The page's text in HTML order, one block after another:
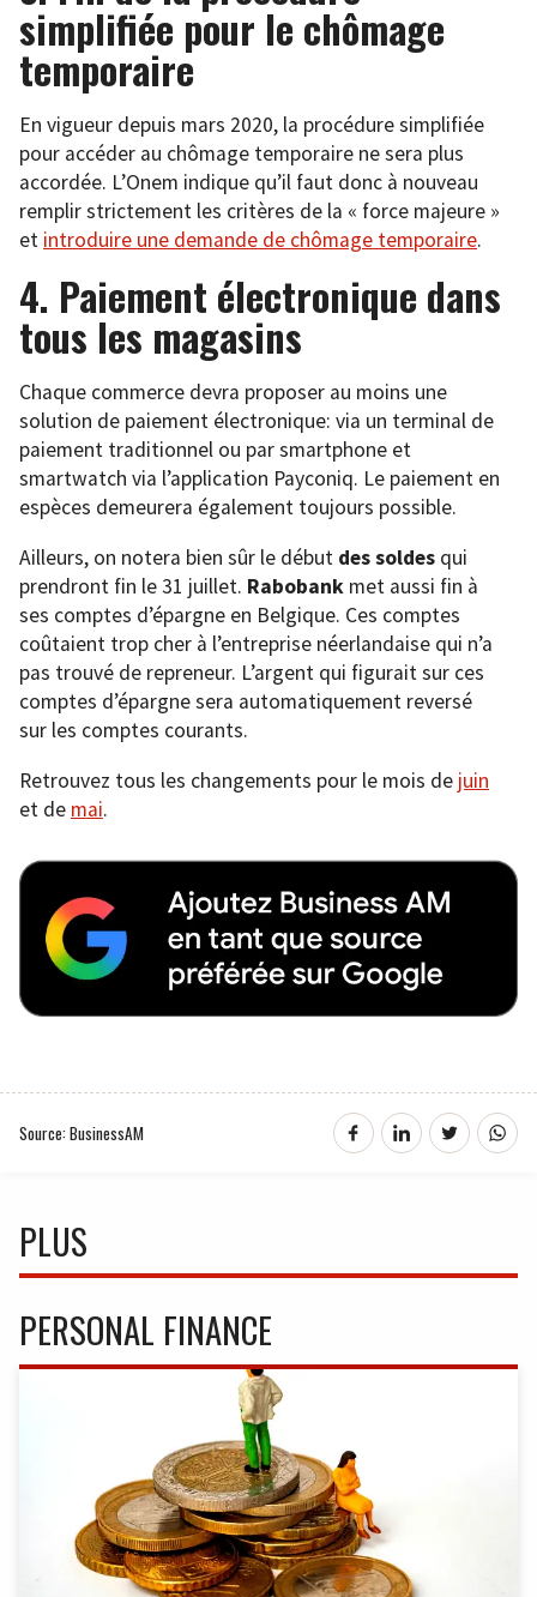
simplifiée pour le chômage
temporaire
En vigueur depuis mars 2020, la procédure simplifiée
pour accéder au chômage temporaire ne sera plus
accordée. L’Onem indique qu’il faut donc à nouveau
remplir strictement les critères de la « force majeure »
et introduire une demande de chômage temporaire.
4. Paiement électronique dans
tous les magasins
Chaque commerce devra proposer au moins une
solution de paiement électronique: via un terminal de
paiement traditionnel ou par smartphone et
smartwatch via l’application Payconiq. Le paiement en
espèces demeurera également toujours possible.
Ailleurs, on notera bien sûr le début des soldes qui
prendront fin le 31 juillet. Rabobank met aussi fin à
ses comptes d’épargne en Belgique. Ces comptes
coûtaient trop cher à l’entreprise néerlandaise qui n’a
pas trouvé de repreneur. L’argent qui figurait sur ces
comptes d’épargne sera automatiquement reversé
sur les comptes courants.
Retrouvez tous les changements pour le mois de juin
et de mai.
Source: BusinessAM
PLUS
PERSONAL FINANCE